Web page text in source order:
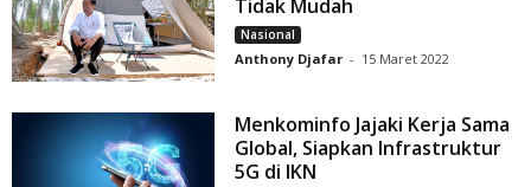
Tidak Mudah
Nasional
Anthony Djafar - 15 Maret 2022
Menkominfo Jajaki Kerja Sama
Global, Siapkan Infrastruktur
5G di IKN